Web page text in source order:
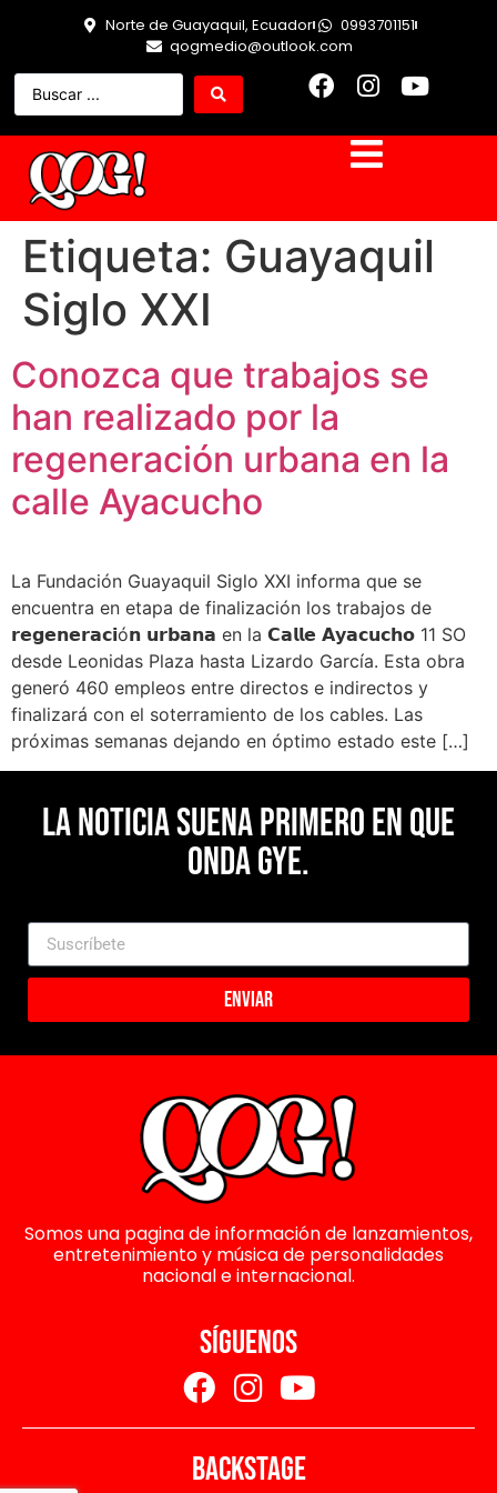
Norte de Guayaquil, Ecuador
0993701151
qogmedio@outlook.com
Etiqueta: Guayaquil
Siglo XXI
Conozca que trabajos se
han realizado por la
regeneración urbana en la
calle Ayacucho
La Fundación Guayaquil Siglo XXI informa que se
encuentra en etapa de finalización los trabajos de
𝗿𝗲𝗴𝗲𝗻𝗲𝗿𝗮𝗰𝗶ó𝗻 𝘂𝗿𝗯𝗮𝗻𝗮 en la 𝗖𝗮𝗹𝗹𝗲 𝗔𝘆𝗮𝗰𝘂𝗰𝗵𝗼 11 SO
desde Leonidas Plaza hasta Lizardo García. Esta obra
generó 460 empleos entre directos e indirectos y
finalizará con el soterramiento de los cables. Las
próximas semanas dejando en óptimo estado este […]
La noticia suena primero en Que
Onda Gye.
Enviar
Somos una pagina de información de lanzamientos,
entretenimiento y música de personalidades
nacional e internacional.
SÍGUENOS
BACKSTAGE